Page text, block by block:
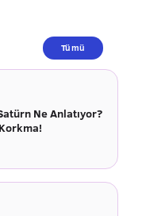
Tümü
Ne Anlatıyor?